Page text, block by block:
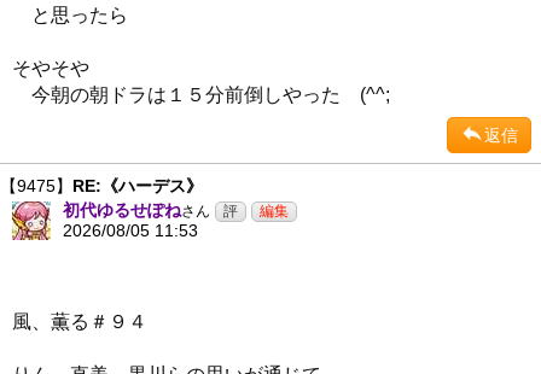
と思ったら
そやそや
今朝の朝ドラは１５分前倒しやった (^^;
返信
【9475】 RE:《ハーデス》
初代ゆるせぽねさん
2026/08/05 11:53
風、薫る＃９４